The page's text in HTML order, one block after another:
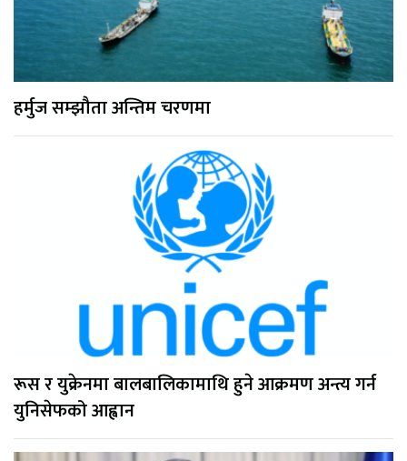
हर्मुज सम्झौता अन्तिम चरणमा
रूस र युक्रेनमा बालबालिकामाथि हुने आक्रमण अन्त्य गर्न
युनिसेफको आह्वान